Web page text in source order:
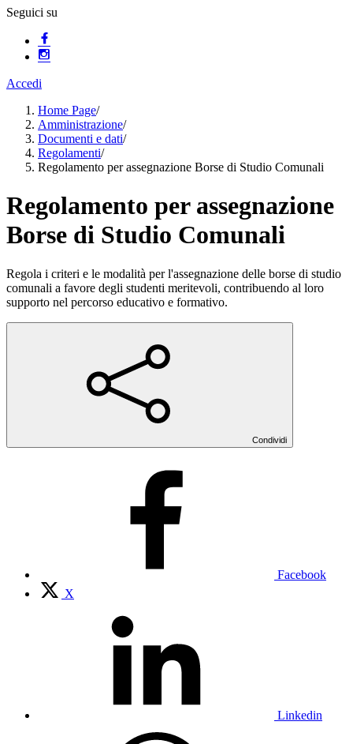
Seguici su
Accedi
Home Page/
Amministrazione/
Documenti e dati/
Regolamenti/
Regolamento per assegnazione Borse di Studio Comunali
Regolamento per assegnazione
Borse di Studio Comunali
Regola i criteri e le modalità per l'assegnazione delle borse di studio
comunali a favore degli studenti meritevoli, contribuendo al loro
supporto nel percorso educativo e formativo.
Condividi
Facebook
X
Linkedin